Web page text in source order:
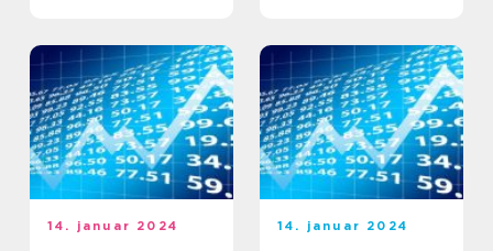
14. januar 2024 14. januar 2024